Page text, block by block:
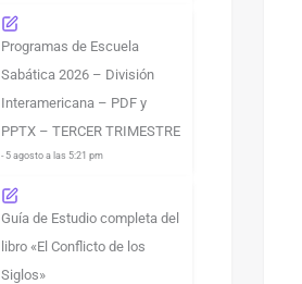
Programas de Escuela
Sabática 2026 – División
Interamericana – PDF y
PPTX – TERCER TRIMESTRE
- 5 agosto a las 5:21 pm
Guía de Estudio completa del
libro «El Conflicto de los
Siglos»